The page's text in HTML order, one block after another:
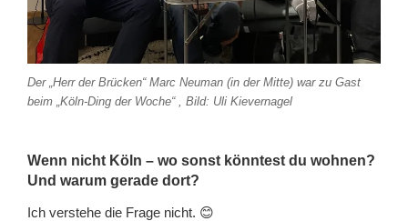
Der „Herr der Brücken“ Marc Neuman (in der Mitte) war zu Gast
beim „Köln-Ding der Woche“ , Bild: Uli Kievernagel
Wenn nicht Köln – wo sonst könntest du wohnen?
Und warum gerade dort?
Ich verstehe die Frage nicht. 😊